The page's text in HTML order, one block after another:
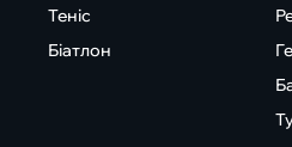
Теніс
Біатлон